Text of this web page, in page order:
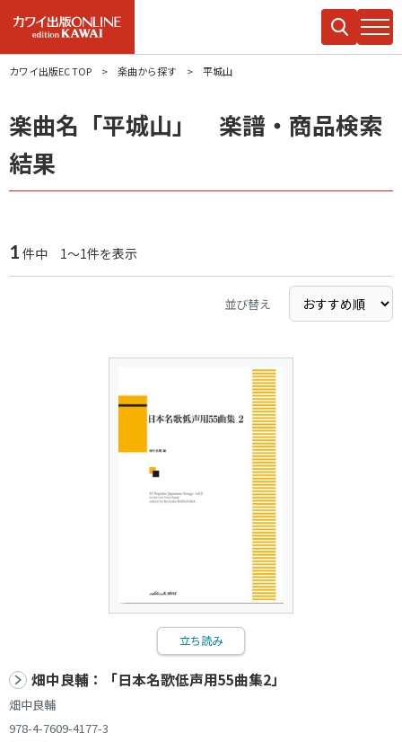
カワイ出版EC TOP 楽曲から探す 平城山
楽曲名「平城山」 楽譜・商品検索
結果
1 件中 1～1件を表示
並び替え
立ち読み
畑中良輔：「日本名歌低声用55曲集2」
畑中良輔
978-4-7609-4177-3